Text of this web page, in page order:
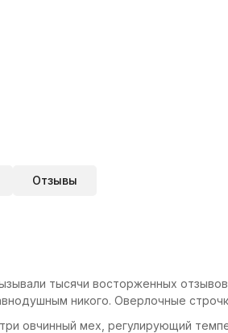
Отзывы
тысячи восторженных
никого. Оверлочные
овчинный мех, регулирующий